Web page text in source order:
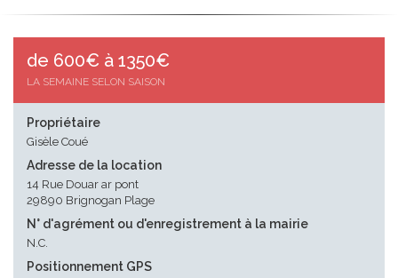
de 600€ à 1350€
LA SEMAINE SELON SAISON
Propriétaire
Gisèle Coué
Adresse de la location
14 Rue Douar ar pont
29890 Brignogan Plage
N° d'agrément ou d'enregistrement à la mairie
N.C.
Positionnement GPS